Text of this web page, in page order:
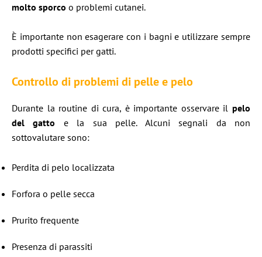
molto sporco o problemi cutanei.
È importante non esagerare con i bagni e utilizzare sempre
prodotti specifici per gatti.
Controllo di problemi di pelle e pelo
Durante la routine di cura, è importante osservare il pelo
del gatto e la sua pelle. Alcuni segnali da non
sottovalutare sono:
Perdita di pelo localizzata
Forfora o pelle secca
Prurito frequente
Presenza di parassiti